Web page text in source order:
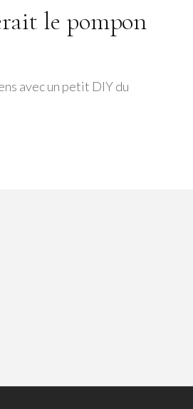
le pompon
avec un petit DIY du